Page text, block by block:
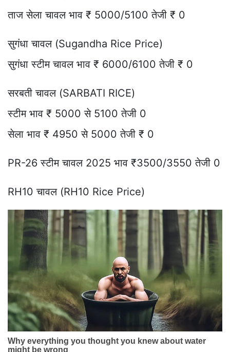
ताज सेला चावल भाव ₹ 5000/5100 तेजी ₹ 0
सुगंधा चावल (Sugandha Rice Price)
सुगंधा स्टीम चावल भाव ₹ 6000/6100 तेजी ₹ 0
सरबती चावल (SARBATI RICE)
स्टीम भाव ₹ 5000 से 5100 तेजी 0
सेला भाव ₹ 4950 से 5000 तेजी ₹ 0
PR-26 स्टीम चावल 2025 भाव ₹3500/3550 तेजी 0
RH10 चावल (RH10 Rice Price)